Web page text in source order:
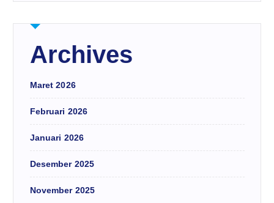
Archives
Maret 2026
Februari 2026
Januari 2026
Desember 2025
November 2025